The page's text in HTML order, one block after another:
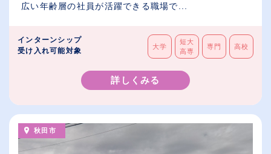
広い年齢層の社員が活躍できる職場で...
インターンシップ
受け入れ可能対象
大学
短大
高専
専門 高校
詳しくみる
秋田市